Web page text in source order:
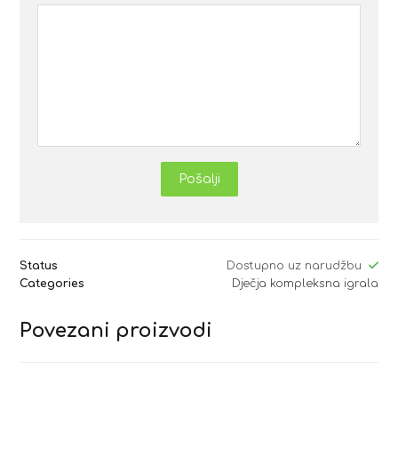
Pošalji
Status
Dostupno uz narudžbu
Categories
Dječja kompleksna igrala
Povezani proizvodi